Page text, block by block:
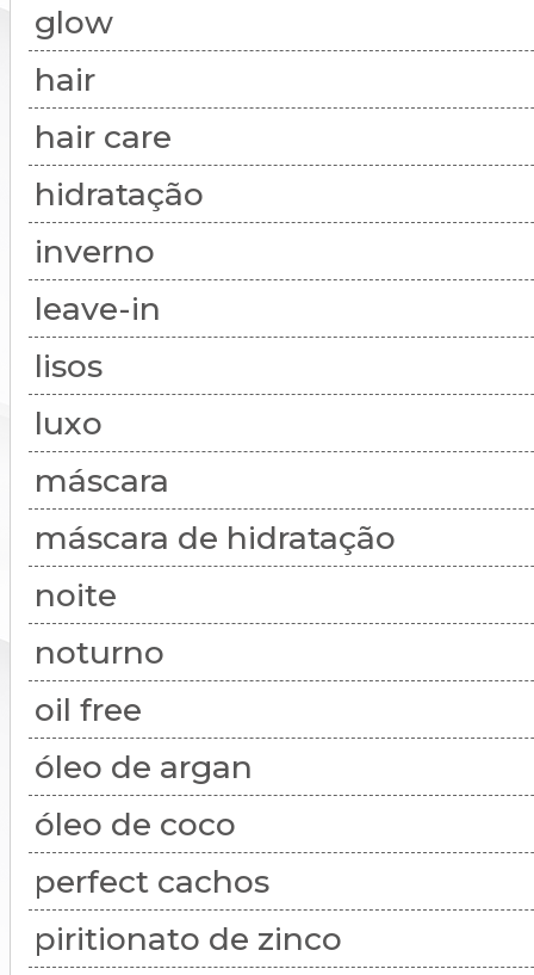
glow
hair
hair care
hidratação
inverno
leave-in
lisos
luxo
máscara
máscara de hidratação
noite
noturno
oil free
óleo de argan
óleo de coco
perfect cachos
piritionato de zinco